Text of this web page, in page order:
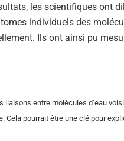
les scientifiques ont
individuels des
Ils ont ainsi pu
liaisons entre molécules d’eau
Cela pourrait être une clé pour